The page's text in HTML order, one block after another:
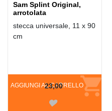
Sam Splint Original,
arrotolata
stecca universale, 11 x 90
cm
AGGIUNGI AL CARRELLO
23,00